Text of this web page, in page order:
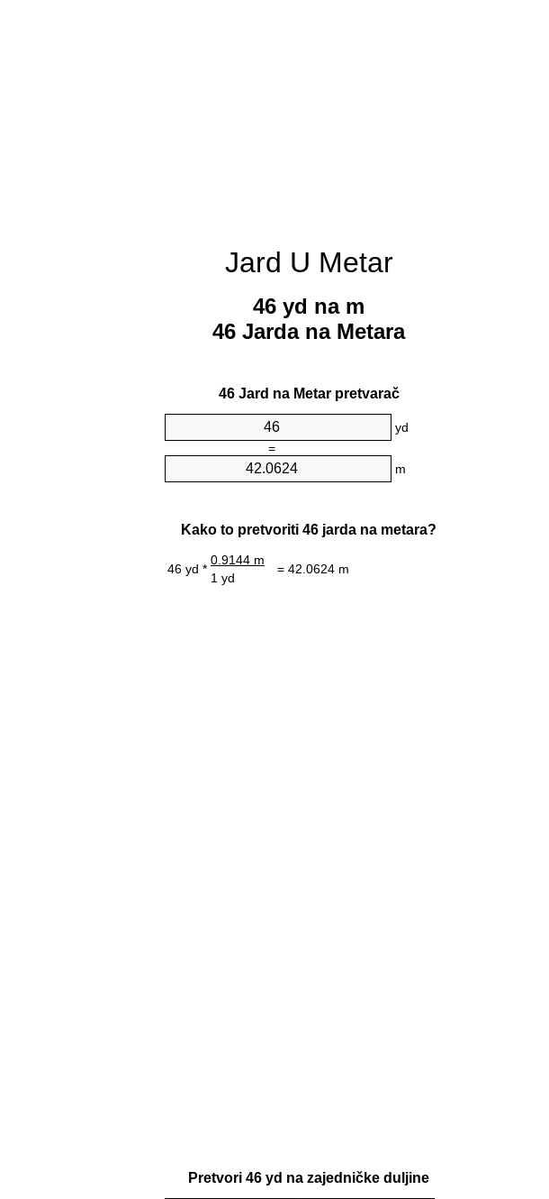
Jard U Metar
46 yd na m
46 Jarda na Metara
46 Jard na Metar pretvarač
yd
=
m
Kako to pretvoriti 46 jarda na metara?
46 yd *
0.9144 m
= 42.0624 m
1 yd
Pretvori 46 yd na zajedničke duljine